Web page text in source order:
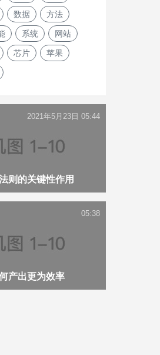
数据 方法
系统 网站
芯片 苹果
则的关键性作用
2021年5月23日 05:44
产出更为效率
05:38